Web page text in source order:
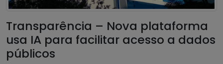
Transparência – Nova plataforma
usa IA para facilitar acesso a dados
públicos